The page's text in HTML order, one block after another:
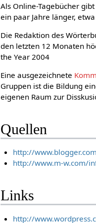
Als Online-Tagebücher
ein paar Jahre länger,
Die Redaktion des
den letzten 12 Monaten
the Year 2004
Eine ausgezeichnete
Gruppen ist die Bildung
eigenen Raum zur
Quellen
http://
http://www.m-w.com/
Links
http://